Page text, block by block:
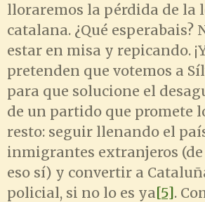
lloraremos la pérdida de la
catalana. ¿Qué esperabais?
estar en misa y repicando.
pretenden que votemos a
para que solucione el
de un partido que promete
resto: seguir llenando el
inmigrantes extranjeros
eso sí) y convertir a
policial, si no lo es ya[5].